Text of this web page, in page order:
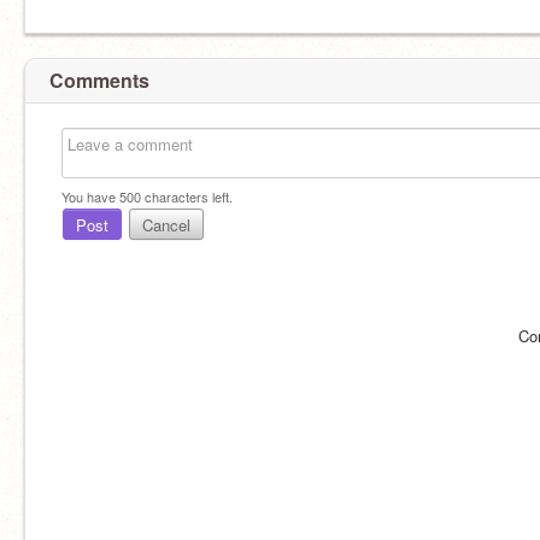
Comments
You have500characters left.
Post Cancel